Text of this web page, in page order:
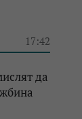
17:42
да